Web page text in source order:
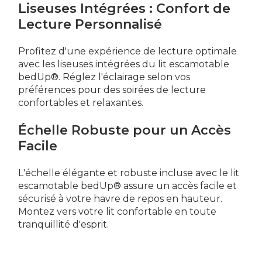
Liseuses Intégrées : Confort de
Lecture Personnalisé
Profitez d'une expérience de lecture optimale
avec les liseuses intégrées du lit escamotable
bedUp®. Réglez l'éclairage selon vos
préférences pour des soirées de lecture
confortables et relaxantes.
Échelle Robuste pour un Accès
Facile
L'échelle élégante et robuste incluse avec le lit
escamotable bedUp® assure un accès facile et
sécurisé à votre havre de repos en hauteur.
Montez vers votre lit confortable en toute
tranquillité d'esprit.